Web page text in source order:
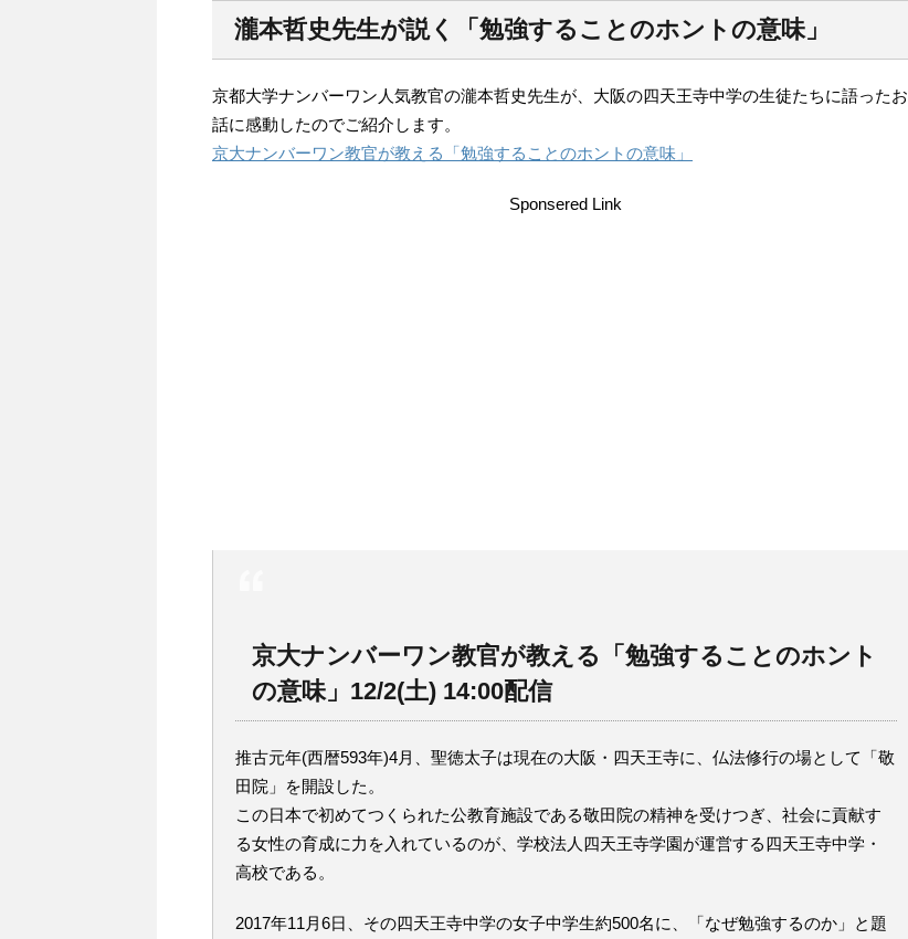
瀧本哲史先生が説く「勉強することのホントの意味」
京都大学ナンバーワン人気教官の瀧本哲史先生が、大阪の四天王寺中学の生徒たちに語ったお
話に感動したのでご紹介します。
京大ナンバーワン教官が教える「勉強することのホントの意味」
Sponsered Link
京大ナンバーワン教官が教える「勉強することのホント
の意味」12/2(土) 14:00配信
推古元年(西暦593年)4月、聖徳太子は現在の大阪・四天王寺に、仏法修行の場として「敬
田院」を開設した。
この日本で初めてつくられた公教育施設である敬田院の精神を受けつぎ、社会に貢献す
る女性の育成に力を入れているのが、学校法人四天王寺学園が運営する四天王寺中学・
高校である。
2017年11月6日、その四天王寺中学の女子中学生約500名に、「なぜ勉強するのか」と題